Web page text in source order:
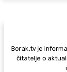
Borak.tv je
čitatelje o